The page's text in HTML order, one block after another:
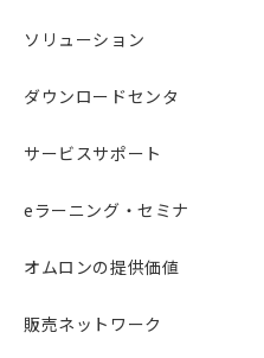
ソリューション
ダウンロードセンタ
サービスサポート
eラーニング・セミナ
オムロンの提供価値
販売ネットワーク